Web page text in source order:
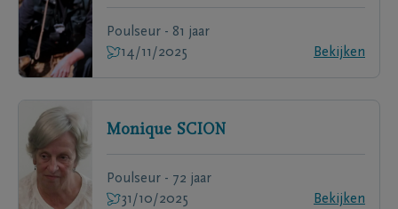
Poulseur - 81 jaar
14/11/2025
Bekijken
Monique SCION
Poulseur - 72 jaar
31/10/2025
Bekijken